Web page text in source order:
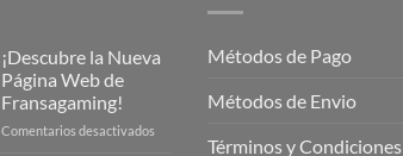
¡Descubre la Nueva
Página Web de
Fransagaming!
Comentarios desactivados
Métodos de Pago
Métodos de Envio
Términos y Condiciones